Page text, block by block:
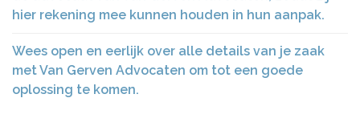
hier rekening mee kunnen houden in hun aanpak.
Wees open en eerlijk over alle details van je zaak
met Van Gerven Advocaten om tot een goede
oplossing te komen.